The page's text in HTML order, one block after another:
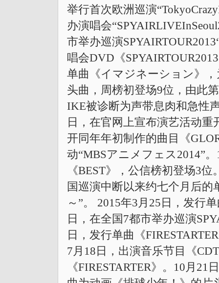
举行首次欧洲巡演
办演唱会
市举办巡演
唱会DVD《
单曲《イマジネーション》
头曲，周榜初登场9位，由此
IKE被诊断为声带息肉和急性
日，在官网上宣布演艺活动重
开同年年初制作的曲目《
动“MBSアニメフェス2014”
《BEST》，公信榜初登场3
国巡演中断以来约七个月后的
～”。 2015年3月25日，发行
日，在全国7都市举办巡演
日，发行单曲《
7月18日，出演音乐节目《
《FIRESTARTER》。10月